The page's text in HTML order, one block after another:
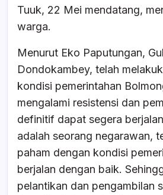
Tuuk, 22 Mei mendatang,
warga.
Menurut Eko Paputungan,
Dondokambey, telah
kondisi pemerintahan
mengalami resistensi dan
definitif dapat segera
adalah seorang negarawan,
paham dengan kondisi
berjalan dengan baik.
pelantikan dan pengambilan